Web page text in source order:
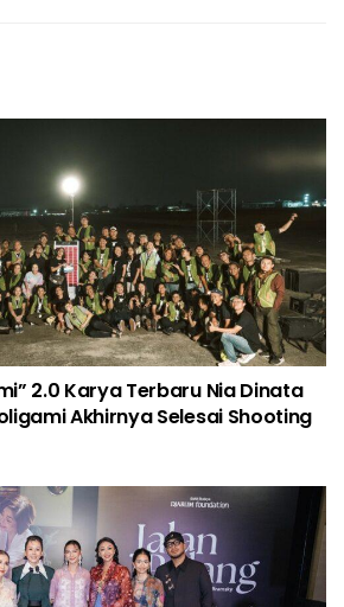
2.0 Karya Terbaru Nia Dinata
Akhirnya Selesai Shooting